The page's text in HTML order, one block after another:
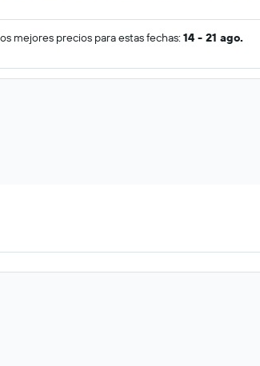
mejores precios para estas fechas: 14 - 21 ago.